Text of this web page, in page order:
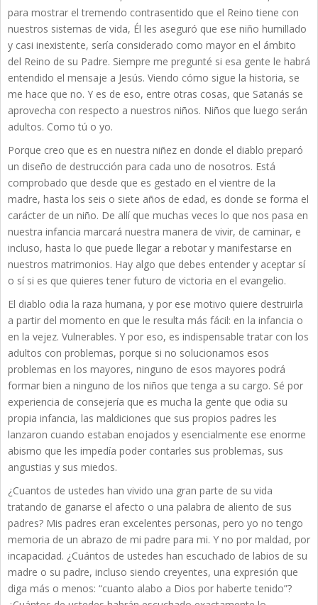
para mostrar el tremendo contrasentido que el Reino tiene con
nuestros sistemas de vida, Él les aseguró que ese niño humillado
y casi inexistente, sería considerado como mayor en el ámbito
del Reino de su Padre. Siempre me pregunté si esa gente le habrá
entendido el mensaje a Jesús. Viendo cómo sigue la historia, se
me hace que no. Y es de eso, entre otras cosas, que Satanás se
aprovecha con respecto a nuestros niños. Niños que luego serán
adultos. Como tú o yo.
Porque creo que es en nuestra niñez en donde el diablo preparó
un diseño de destrucción para cada uno de nosotros. Está
comprobado que desde que es gestado en el vientre de la
madre, hasta los seis o siete años de edad, es donde se forma el
carácter de un niño. De allí que muchas veces lo que nos pasa en
nuestra infancia marcará nuestra manera de vivir, de caminar, e
incluso, hasta lo que puede llegar a rebotar y manifestarse en
nuestros matrimonios. Hay algo que debes entender y aceptar sí
o sí si es que quieres tener futuro de victoria en el evangelio.
El diablo odia la raza humana, y por ese motivo quiere destruirla
a partir del momento en que le resulta más fácil: en la infancia o
en la vejez. Vulnerables. Y por eso, es indispensable tratar con los
adultos con problemas, porque si no solucionamos esos
problemas en los mayores, ninguno de esos mayores podrá
formar bien a ninguno de los niños que tenga a su cargo. Sé por
experiencia de consejería que es mucha la gente que odia su
propia infancia, las maldiciones que sus propios padres les
lanzaron cuando estaban enojados y esencialmente ese enorme
abismo que les impedía poder contarles sus problemas, sus
angustias y sus miedos.
¿Cuantos de ustedes han vivido una gran parte de su vida
tratando de ganarse el afecto o una palabra de aliento de sus
padres? Mis padres eran excelentes personas, pero yo no tengo
memoria de un abrazo de mi padre para mi. Y no por maldad, por
incapacidad. ¿Cuántos de ustedes han escuchado de labios de su
madre o su padre, incluso siendo creyentes, una expresión que
diga más o menos: “cuanto alabo a Dios por haberte tenido”?